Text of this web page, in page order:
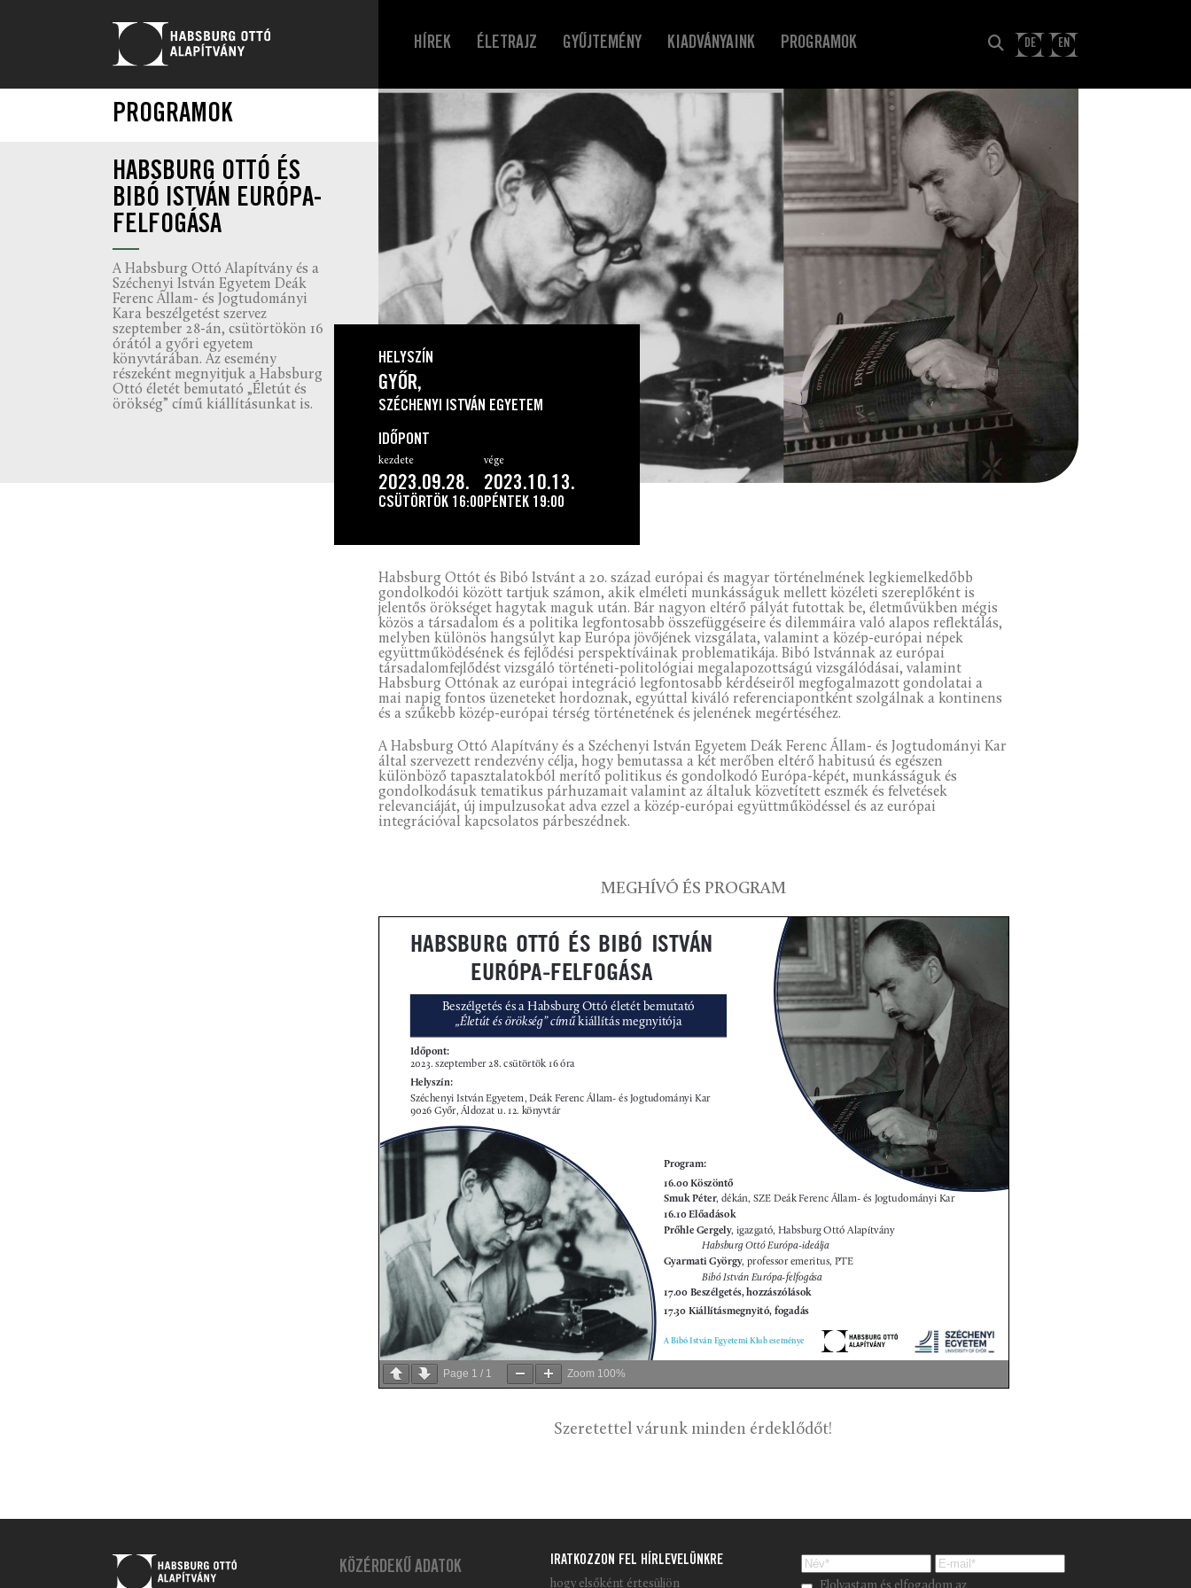
HÍREK ÉLETRAJZ GYŰJTEMÉNY KIADVÁNYAINK PROGRAMOK DE EN
PROGRAMOK
HABSBURG OTTÓ ÉS
BIBÓ ISTVÁN EURÓPA-
FELFOGÁSA
A Habsburg Ottó Alapítvány és a
Széchenyi István Egyetem Deák
Ferenc Állam- és Jogtudományi
Kara beszélgetést szervez
szeptember 28-án, csütörtökön 16
órától a győri egyetem
könyvtárában. Az esemény
részeként megnyitjuk a Habsburg
Ottó életét bemutató „Életút és
örökség” című kiállításunkat is.
HELYSZÍN
GYŐR,
SZÉCHENYI ISTVÁN EGYETEM
IDŐPONT
kezdete
2023.09.28.
CSÜTÖRTÖK 16:00
vége
2023.10.13.
PÉNTEK 19:00
Habsburg Ottót és Bibó Istvánt a 20. század európai és magyar történelmének legkiemelkedőbb
gondolkodói között tartjuk számon, akik elméleti munkásságuk mellett közéleti szereplőként is
jelentős örökséget hagytak maguk után. Bár nagyon eltérő pályát futottak be, életművükben mégis
közös a társadalom és a politika legfontosabb összefüggéseire és dilemmáira való alapos reflektálás,
melyben különös hangsúlyt kap Európa jövőjének vizsgálata, valamint a közép-európai népek
együttműködésének és fejlődési perspektíváinak problematikája. Bibó Istvánnak az európai
társadalomfejlődést vizsgáló történeti-politológiai megalapozottságú vizsgálódásai, valamint
Habsburg Ottónak az európai integráció legfontosabb kérdéseiről megfogalmazott gondolatai a
mai napig fontos üzeneteket hordoznak, egyúttal kiváló referenciapontként szolgálnak a kontinens
és a szűkebb közép-európai térség történetének és jelenének megértéséhez.
A Habsburg Ottó Alapítvány és a Széchenyi István Egyetem Deák Ferenc Állam- és Jogtudományi Kar
által szervezett rendezvény célja, hogy bemutassa a két merőben eltérő habitusú és egészen
különböző tapasztalatokból merítő politikus és gondolkodó Európa-képét, munkásságuk és
gondolkodásuk tematikus párhuzamait valamint az általuk közvetített eszmék és felvetések
relevanciáját, új impulzusokat adva ezzel a közép-európai együttműködéssel és az európai
integrációval kapcsolatos párbeszédnek.
MEGHÍVÓ ÉS PROGRAM
Page 1 / 1 Zoom 100%
Szeretettel várunk minden érdeklődőt!
KÖZÉRDEKŰ ADATOK IRATKOZZON FEL HÍRLEVELÜNKRE
hogy elsőként értesüljön